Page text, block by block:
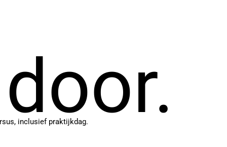
inclusief praktijkdag.